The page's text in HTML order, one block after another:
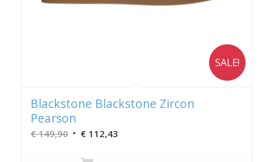
SALE!
Blackstone Blackstone Zircon
Pearson
€149,90 Oorspronkelijke
€112,43Huidige